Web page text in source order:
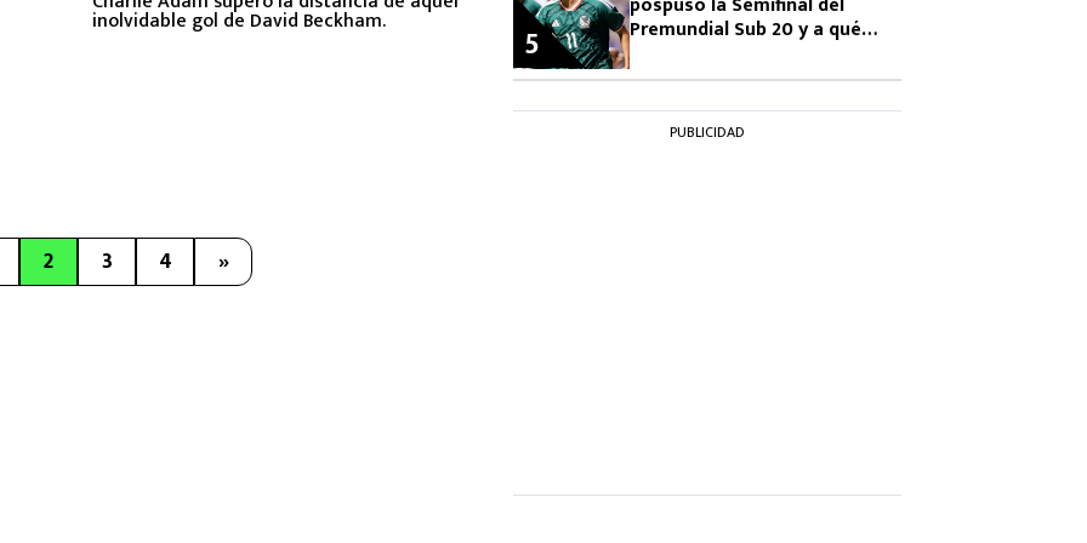
inolvidable gol de David Beckham.
2 3 4 »
Premundial Sub 20 y a qué
5
PUBLICIDAD